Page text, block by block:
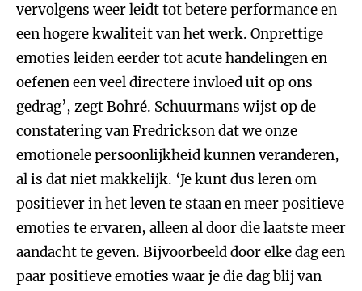
vervolgens weer leidt tot betere performance en
een hogere kwaliteit van het werk. Onprettige
emoties leiden eerder tot acute handelingen en
oefenen een veel directere invloed uit op ons
gedrag’, zegt Bohré. Schuurmans wijst op de
constatering van Fredrickson dat we onze
emotionele persoonlijkheid kunnen veranderen,
al is dat niet makkelijk. ‘Je kunt dus leren om
positiever in het leven te staan en meer positieve
emoties te ervaren, alleen al door die laatste meer
aandacht te geven. Bijvoorbeeld door elke dag een
paar positieve emoties waar je die dag blij van